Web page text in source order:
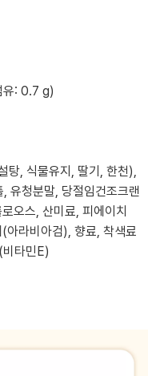
유: 0.7 g)
탕, 식물유지, 딸기, 한천),
유청분말, 당절임건조크랜
오스, 산미료, 피에이치
라비아검), 향료, 착색료
타민E)